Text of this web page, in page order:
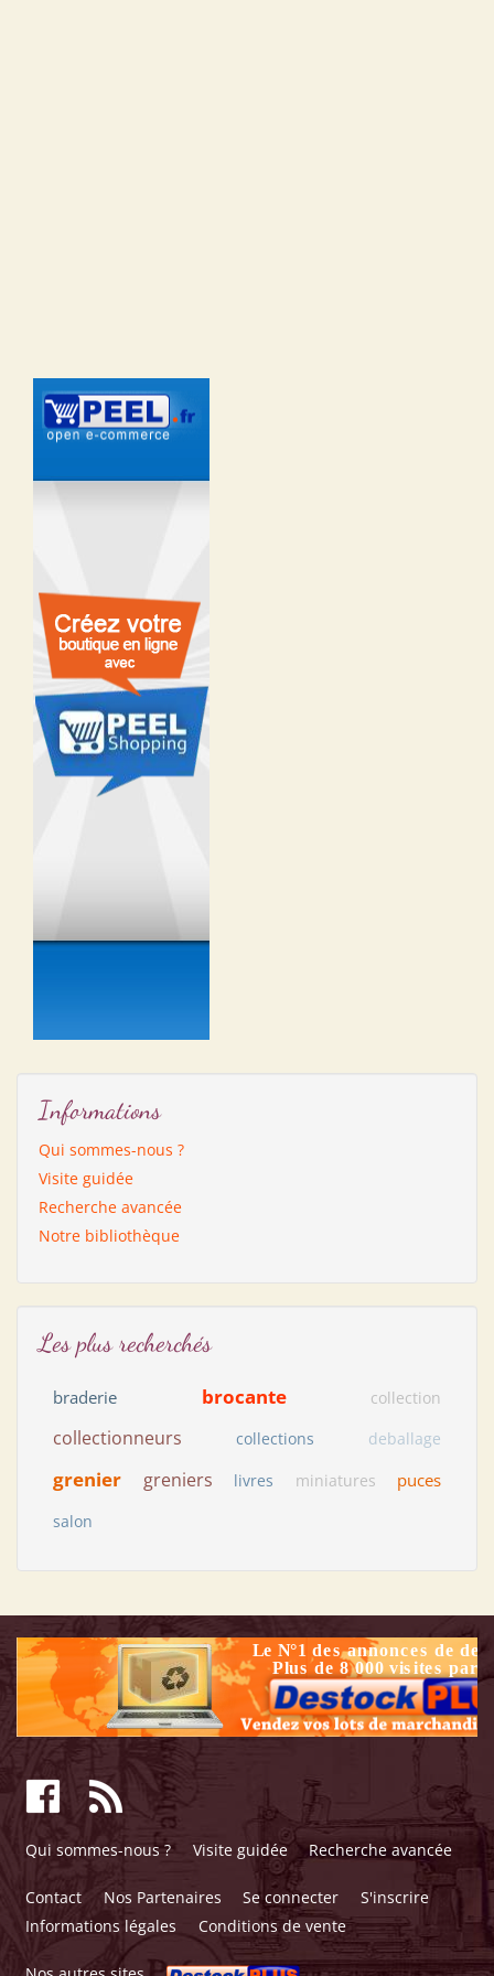
Informations
Qui sommes-nous ?
Visite guidée
Recherche avancée
Notre bibliothèque
Les plus recherchés
braderie brocante collection
collectionneurs collections deballage
grenier greniers livres miniatures puces
salon
Qui sommes-nous ? Visite guidée Recherche avancée
Contact Nos Partenaires Se connecter
S'inscrire
Informations légales
Conditions de vente